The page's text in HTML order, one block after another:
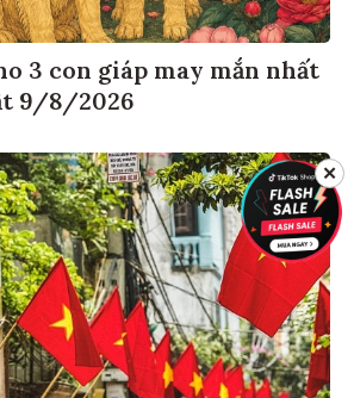
3 con giáp may mắn nhất
9/8/2026
✕